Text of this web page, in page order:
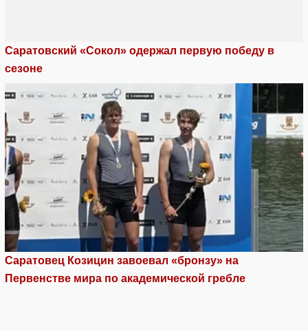
Саратовский «Сокол» одержал первую победу в
сезоне
Саратовец Козицин завоевал «бронзу» на
Первенстве мира по академической гребле